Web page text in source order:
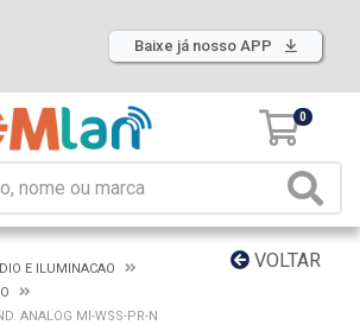
Baixe já nosso APP
0
VOLTAR
E ILUMINACAO
ANALOG MI-WSS-PR-N